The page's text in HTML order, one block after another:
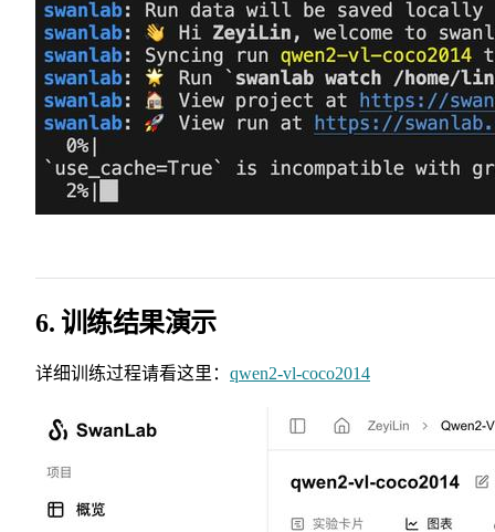
6. 训练结果演示
详细训练过程请看这里： qwen2-vl-coco2014